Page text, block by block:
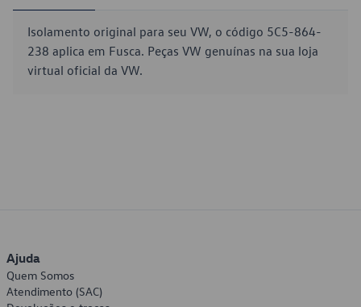
Isolamento original para seu VW, o código 5C5-864-
238 aplica em Fusca. Peças VW genuínas na sua loja
virtual oficial da VW.
Ajuda
Quem Somos
Atendimento (SAC)